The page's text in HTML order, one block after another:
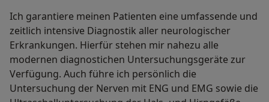
Ich garantiere meinen Patienten eine umfassende und
zeitlich intensive Diagnostik aller neurologischer
Erkrankungen. Hierfür stehen mir nahezu alle
modernen diagnostichen Untersuchungsgeräte zur
Verfügung. Auch führe ich persönlich die
Untersuchung der Nerven mit ENG und EMG sowie die